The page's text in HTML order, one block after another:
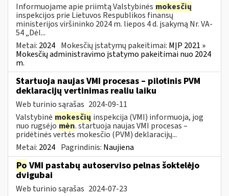
Informuojame apie priimtą Valstybinės mokesčių
inspekcijos prie Lietuvos Respublikos finansų
ministerijos viršininko 2024 m. liepos 4 d. įsakymą Nr. VA-
54 „Dėl...
Metai: 2024 Mokesčių įstatymų pakeitimai: MĮP 2021 »
Mokesčių administravimo įstatymo pakeitimai nuo 2024
m.
Startuoja naujas VMI procesas – pilotinis PVM
deklaracijų vertinimas realiu laiku
Web turinio sąrašas 2024-09-11
Valstybinė mokesčių inspekcija (VMI) informuoja, jog
nuo rugsėjomėn. startuoja naujas VMI procesas –
pridėtinės vertės mokesčio (PVM) deklaracijų...
Metai: 2024 Pagrindinis: Naujiena
Po VMI pastabų autoserviso pelnas šoktelėjo
dvigubai
Web turinio sąrašas 2024-07-23